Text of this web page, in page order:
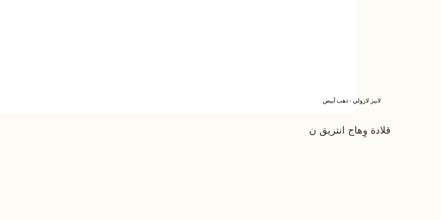
لابيز لازولي - ذهب أبيض
قلادة وِهاج انتريق ن